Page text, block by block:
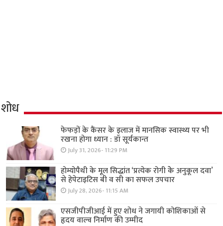
शोध
फेफड़ों के कैंसर के इलाज में मानसिक स्वास्थ्य पर भी
रखना होगा ध्यान : डॉ सूर्यकान्त
July 31, 2026- 11:29 PM
होम्योपैथी के मूल सिद्धांत ‘प्रत्येक रोगी केे अनुकूल दवा’
से हेपेटाइटिस बी व सी का सफल उपचार
July 28, 2026- 11:15 AM
एसजीपीजीआई में हुए शोध ने जगायी कोशिकाओं से
हृदय वाल्व निर्माण की उम्मीद